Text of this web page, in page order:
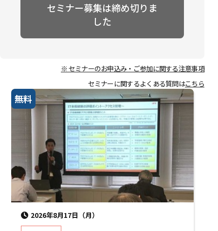
セミナー募集は締め切りま
した
※ セミナーのお申込み・ご参加に関する注意事項
セミナーに関するよくある質問はこちら
無料
2026年8月17日（月）